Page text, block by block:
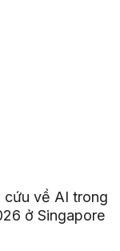
cứu về AI trong
ở Singapore